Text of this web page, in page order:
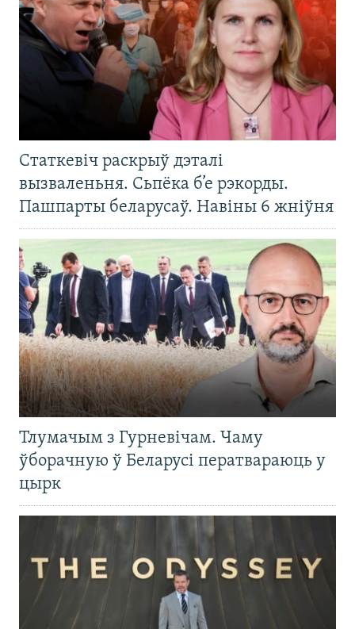
Статкевіч раскрыў дэталі
вызваленьня. Сьпёка б’е рэкорды.
Пашпарты беларусаў. Навіны 6 жніўня
Тлумачым з Гурневічам. Чаму
ўборачную ў Беларусі ператвараюць у
цырк